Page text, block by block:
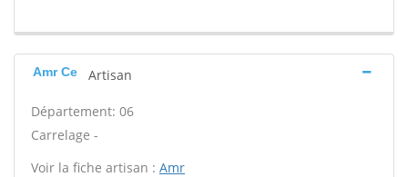
Amr Ce Artisan
Département: 06
Carrelage -
Voir la fiche artisan : Amr